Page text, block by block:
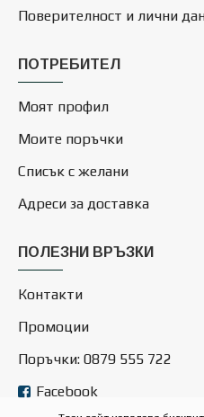
Поверителност и лични
ПОТРЕБИТЕЛ
Моят профил
Моите поръчки
Списък с желани
Адреси за доставка
ПОЛЕЗНИ ВРЪЗКИ
Контакти
Промоции
Поръчки: 0879 555 722
Facebook